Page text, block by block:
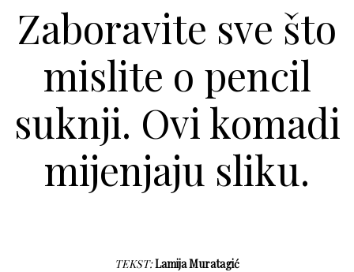
Zaboravite sve što
mislite o pencil
suknji. Ovi komadi
mijenjaju sliku.
TEKST:Lamija Muratagić